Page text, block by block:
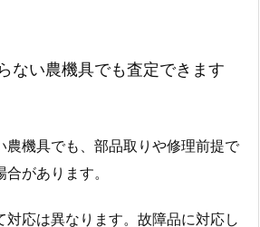
ない農機具でも査定できます
農機具でも、部品取りや修理前提で
があります。
対応は異なります。故障品に対応し